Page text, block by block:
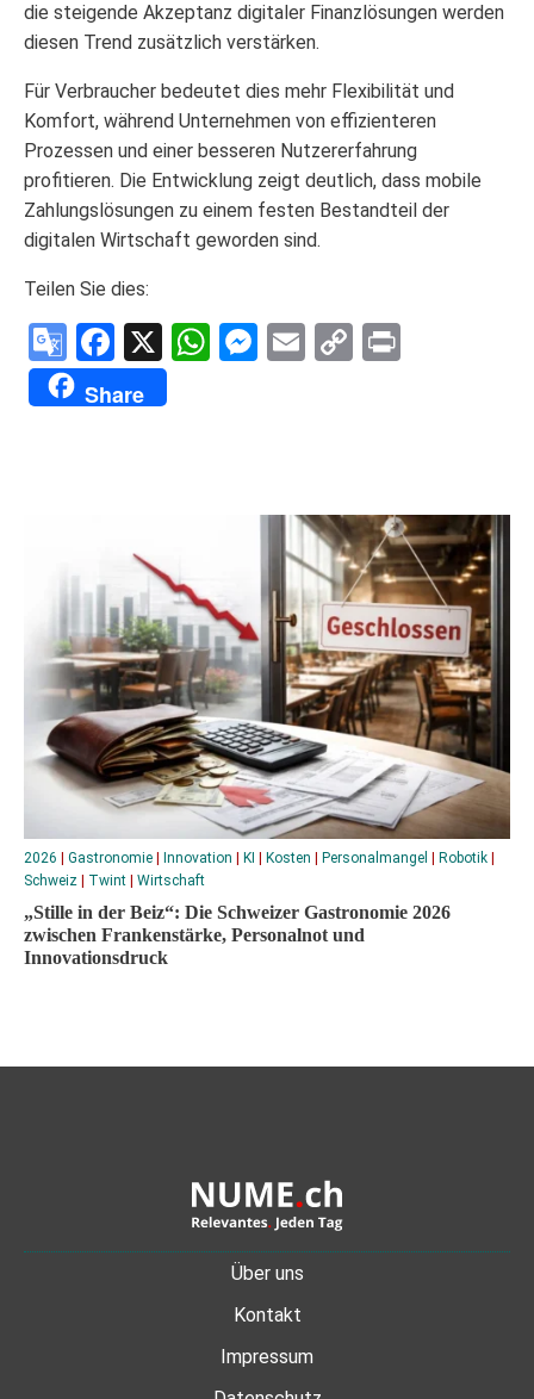
die steigende Akzeptanz digitaler Finanzlösungen werden
diesen Trend zusätzlich verstärken.
Für Verbraucher bedeutet dies mehr Flexibilität und
Komfort, während Unternehmen von effizienteren
Prozessen und einer besseren Nutzererfahrung
profitieren. Die Entwicklung zeigt deutlich, dass mobile
Zahlungslösungen zu einem festen Bestandteil der
digitalen Wirtschaft geworden sind.
Teilen Sie dies:
Google
Translate
Facebook
X WhatsApp
Messenger
Email
Copy
Share
2026 Gastronomie Innovation KI Kosten Personalmangel Robotik
Schweiz
Twint Wirtschaft
„Stille in der Beiz“: Die Schweizer Gastronomie 2026
zwischen Frankenstärke, Personalnot und
Innovationsdruck
Über uns
Kontakt
Impressum